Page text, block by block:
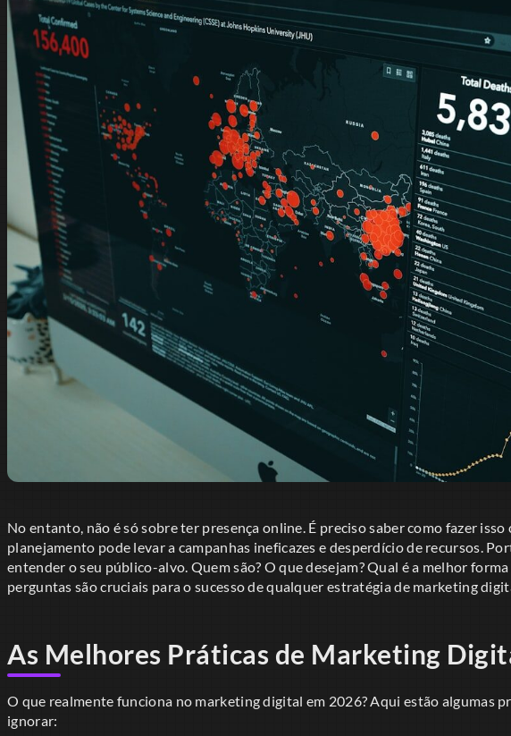
No entanto, não é só sobre ter presença online. É preciso saber como fazer
planejamento pode levar a campanhas ineficazes e desperdício de recursos.
entender o seu público-alvo. Quem são? O que desejam? Qual é a melhor forma
perguntas são cruciais para o sucesso de qualquer estratégia de marketing
As Melhores Práticas de Marketing
O que realmente funciona no marketing digital em 2026? Aqui estão algumas
ignorar: